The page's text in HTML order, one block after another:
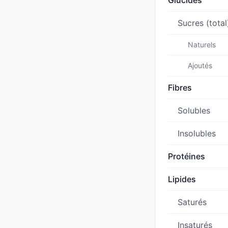
Sucres
Naturels
Ajoutés
Fibres
Solubles
Insolubles
Protéines
Lipides
Saturés
Insaturés